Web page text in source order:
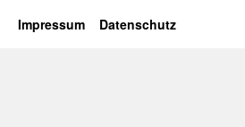
Impressum Datenschutz